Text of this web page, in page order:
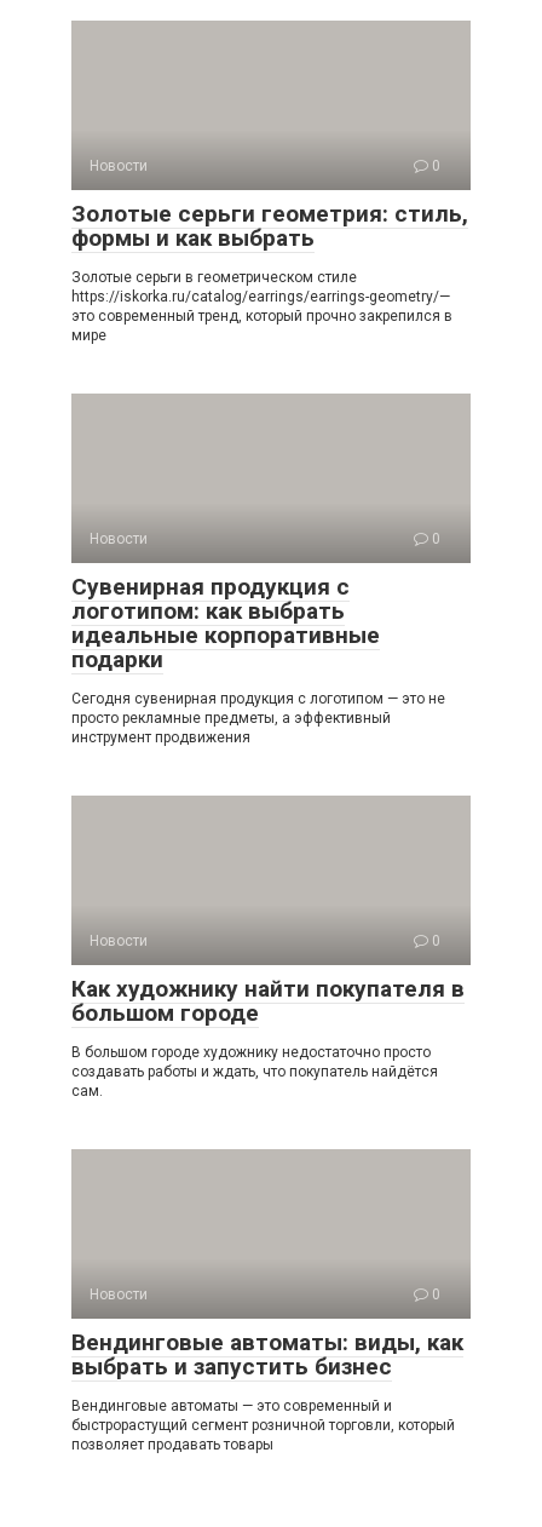
Новости 0
Золотые серьги геометрия: стиль,
формы и как выбрать
Золотые серьги в геометрическом стиле
https://iskorka.ru/catalog/earrings/earrings-geometry/—
это современный тренд, который прочно закрепился в
мире
Новости 0
Сувенирная продукция с
логотипом: как выбрать
идеальные корпоративные
подарки
Сегодня сувенирная продукция с логотипом — это не
просто рекламные предметы, а эффективный
инструмент продвижения
Новости 0
Как художнику найти покупателя в
большом городе
В большом городе художнику недостаточно просто
создавать работы и ждать, что покупатель найдётся
сам.
Новости 0
Вендинговые автоматы: виды, как
выбрать и запустить бизнес
Вендинговые автоматы — это современный и
быстрорастущий сегмент розничной торговли, который
позволяет продавать товары